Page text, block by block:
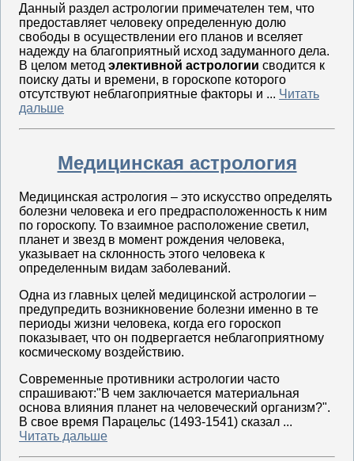
Данный раздел астрологии примечателен тем, что
предоставляет человеку определенную долю
свободы в осуществлении его планов и вселяет
надежду на благоприятный исход задуманного дела.
В целом метод элективной астрологии сводится к
поиску даты и времени, в гороскопе которого
отсутствуют неблагоприятные факторы и ... Читать
дальше
Медицинская астрология
Медицинская астрология – это искусство определять
болезни человека и его предрасположенность к ним
по гороскопу. То взаимное расположение светил,
планет и звезд в момент рождения человека,
указывает на склонность этого человека к
определенным видам заболеваний.
Одна из главных целей медицинской астрологии –
предупредить возникновение болезни именно в те
периоды жизни человека, когда его гороскоп
показывает, что он подвергается неблагоприятному
космическому воздействию.
Современные противники астрологии часто
спрашивают:"В чем заключается материальная
основа влияния планет на человеческий организм?".
В свое время Парацельс (1493-1541) сказал ...
Читать дальше